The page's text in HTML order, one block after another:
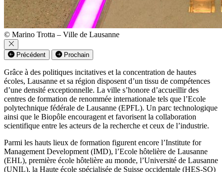
© Marino Trotta – Ville de Lausanne
Précédent Prochain
Grâce à des politiques incitatives et la concentration de hautes
écoles, Lausanne et sa région disposent d’un tissu de compétences
d’une densité exceptionnelle. La ville s’honore d’accueillir des
centres de formation de renommée internationale tels que l’Ecole
polytechnique fédérale de Lausanne (EPFL). Un parc technologique
ainsi que le Biopôle encouragent et favorisent la collaboration
scientifique entre les acteurs de la recherche et ceux de l’industrie.
Parmi les hauts lieux de formation figurent encore l’Institute for
Management Development (IMD), l’Ecole hôtelière de Lausanne
(EHL), première école hôtelière au monde, l’Université de Lausanne
(UNIL), la Haute école spécialisée de Suisse occidentale (HES-SO)